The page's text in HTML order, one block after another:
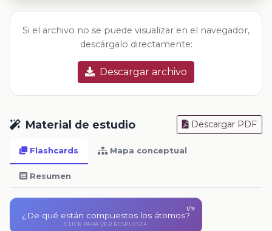
Si el archivo no se puede visualizar en el navegador,
descárgalo directamente:
Descargar archivo
Material de estudio Descargar PDF
Flashcards Mapa conceptual
Resumen
1/9
¿De qué están compuestos los átomos?
CLICK PARA VER RESPUESTA
Los átomos están compuestos por electrones con
carga negativa y protones con carga positiva.